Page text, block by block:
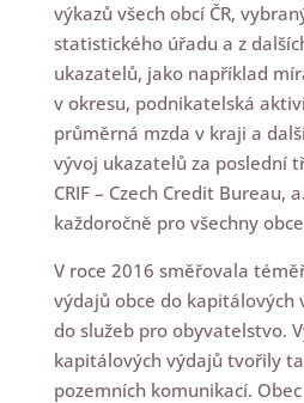
výkazů všech obcí ČR,
statistického úřadu a z
ukazatelů, jako například
v okresu, podnikatelská
průměrná mzda v kraji a
vývoj ukazatelů za poslední
CRIF – Czech Credit Bureau,
každoročně pro všechny
V roce 2016 směřovala
výdajů obce do kapitálových
do služeb pro obyvatelstvo.
kapitálových výdajů tvořily
pozemních komunikací.